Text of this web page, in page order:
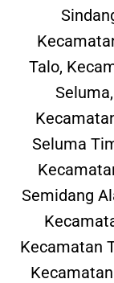
Talo,
Seluma
Semidang
Kecamatan